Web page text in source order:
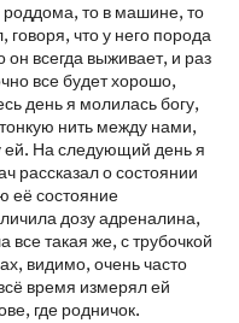
то в машине, то
говоря, что у него порода
всегда выживает, и раз
все будет хорошо,
день я молилась богу,
нить между нами,
ей. На следующий день я
рассказал о состоянии
её состояние
дозу адреналина,
такая же, с трубочкой
видимо, очень часто
время измерял ей
где родничок.